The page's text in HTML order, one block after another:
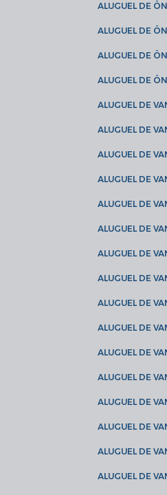
ALUGUEL DE
ALUGUEL DE
ALUGUEL DE
ALUGUEL DE
ALUGUEL DE
ALUGUEL DE
ALUGUEL DE
ALUGUEL DE
ALUGUEL DE
ALUGUEL DE
ALUGUEL DE
ALUGUEL DE
ALUGUEL DE
ALUGUEL DE
ALUGUEL DE
ALUGUEL DE
ALUGUEL DE
ALUGUEL DE
ALUGUEL DE
ALUGUEL DE